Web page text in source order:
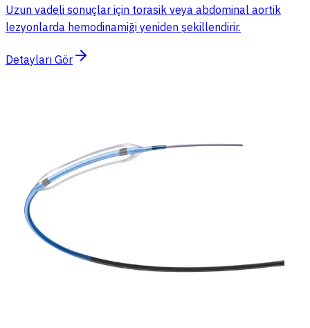
Uzun vadeli sonuçlar için torasik veya abdominal aortik
lezyonlarda hemodinamiği yeniden şekillendirir.
Detayları Gör